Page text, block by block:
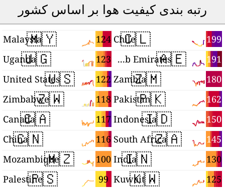
رتبه بندی کیفیت هوا بر اساس کشور
🇨🇱 199
Chile
🇦🇪 191
United Arab Emirates
🇿🇲 180
Zambia
🇵🇰 162
Pakistan
🇮🇩 150
Indonesia
🇿🇦 145
South Africa
🇮🇳 130
India
🇰🇼 125
Kuwait
🇲🇾 124
Malaysia
🇺🇬 123
Uganda
🇺🇸 122
United States
🇿🇼 118
Zimbabwe
🇨🇦 117
Canada
🇨🇳 116
China
🇲🇿 100
Mozambique
🇵🇸 99
Palestine